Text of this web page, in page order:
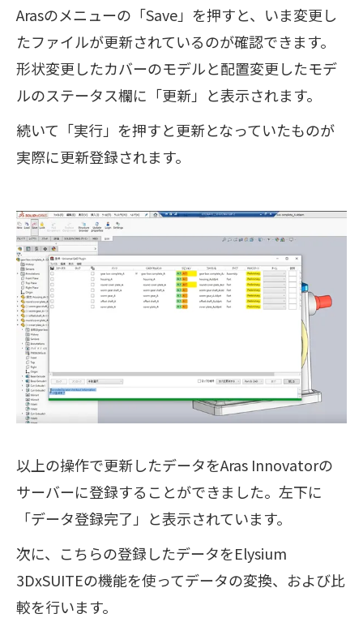
Arasのメニューの「Save」を押すと、いま変更し
たファイルが更新されているのが確認できます。
形状変更したカバーのモデルと配置変更したモデ
ルのステータス欄に「更新」と表示されます。
続いて「実行」を押すと更新となっていたものが
実際に更新登録されます。
以上の操作で更新したデータをAras Innovatorの
サーバーに登録することができました。左下に
「データ登録完了」と表示されています。
次に、こちらの登録したデータをElysium
3DxSUITEの機能を使ってデータの変換、および比
較を行います。